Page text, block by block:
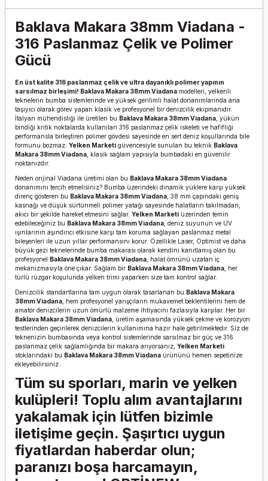
Baklava Makara 38mm Viadana -
316 Paslanmaz Çelik ve Polimer
Gücü
En üst kalite 316 paslanmaz çelik ve ultra dayanıklı polimer yapının
sarsılmaz birleşimi! Baklava Makara 38mm Viadana modelleri, yelkenli
teknelerin bumba sistemlerinde ve yüksek gerilimli halat donanımlarında ana
taşıyıcı olarak görev yapan klasik ve profesyonel bir denizcilik ekipmanıdır.
İtalyan mühendisliği ile üretilen bu Baklava Makara 38mm Viadana , yükün
bindiği kritik noktalarda kullanılan 316 paslanmaz çelik iskeleti ve hafifliği
performansla birleştiren polimer gövdesi sayesinde en sert deniz koşullarında bile
formunu bozmaz. Yelken Marketi güvencesiyle sunulan bu teknik Baklava
Makara 38mm Viadana , klasik sağlam yapısıyla bumbadaki en güvenilir
noktanızdır.
Neden orijinal Viadana üretimi olan bu Baklava Makara 38mm Viadana
donanımını tercih etmelisiniz? Bumba üzerindeki dinamik yüklere karşı yüksek
direnç gösteren bu Baklava Makara 38mm Viadana , 38 mm çapındaki geniş
kasnağı ve düşük sürtünmeli polimer yatağı sayesinde halatların takılmadan,
akıcı bir şekilde hareket etmesini sağlar. Yelken Marketi üzerinden temin
edebileceğiniz bu Baklava Makara 38mm Viadana , deniz suyunun ve UV
ışınlarının aşındırıcı etkisine karşı tam koruma sağlayan paslanmaz metal
bileşenleri ile uzun yıllar performansını korur. Özellikle Laser, Optimist ve daha
büyük gezi teknelerinde bumba makarası olarak kendini kanıtlamış olan bu
profesyonel Baklava Makara 38mm Viadana , halat ömrünü uzatan iç
mekanizmasıyla öne çıkar. Sağlam bir Baklava Makara 38mm Viadana , her
türlü rüzgar koşulunda yelken trimi yaparken size tam kontrol sağlar.
Denizcilik standartlarına tam uygun olarak tasarlanan bu Baklava Makara
38mm Viadana , hem profesyonel yarışçıların mukavemet beklentilerini hem de
amatör denizcilerin uzun ömürlü malzeme ihtiyacını fazlasıyla karşılar. Her bir
Baklava Makara 38mm Viadana , üretim aşamasında yüksek çekme ve korozyon
testlerinden geçirilerek denizcilerin kullanımına hazır hale getirilmektedir. Siz de
teknenizin bumbasında veya kontrol sistemlerinde sarsılmaz bir güç ve 316
paslanmaz çelik sağlamlığında bir makara arıyorsanız, Yelken Marketi
stoklarındaki bu Baklava Makara 38mm Viadana ürününü hemen sepetinize
ekleyebilirsiniz.
Tüm su sporları, marin ve yelken
kulüpleri! Toplu alım avantajlarını
yakalamak için lütfen bizimle
iletişime geçin. Şaşırtıcı uygun
fiyatlardan haberdar olun;
paranızı boşa harcamayın,